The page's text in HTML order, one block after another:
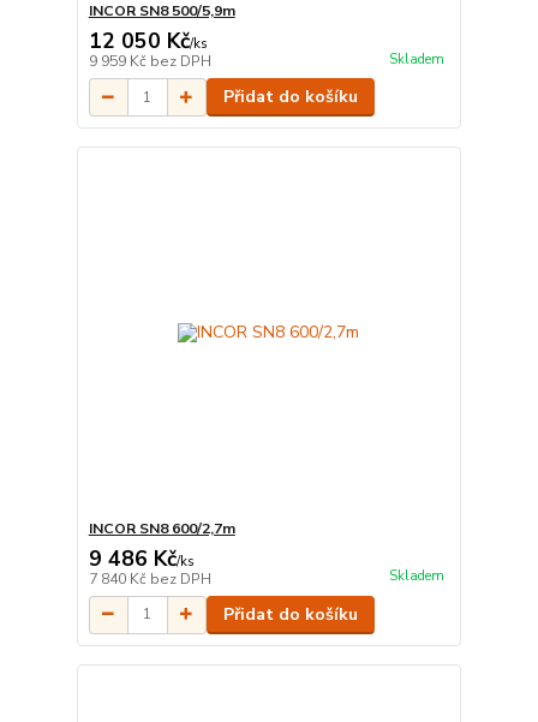
INCOR SN8 500/5,9m
12 050 Kč/ks
9 959 Kč bez DPH Skladem
Přidat do košíku
INCOR SN8 600/2,7m
9 486 Kč/ks
7 840 Kč bez DPH Skladem
Přidat do košíku